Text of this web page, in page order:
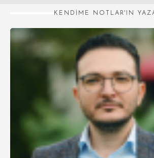
KENDIME NOTLAR'IN